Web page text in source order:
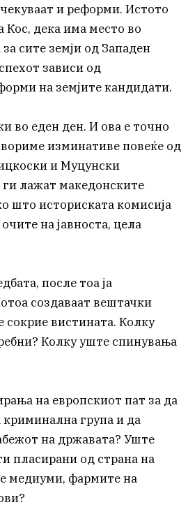
и реформи. Истото
Кос, дека има место во
сите земји од Западен
зависи од
на земјите кандидати.
во еден ден. И ова е точно
изминативе повеќе од
и Муцунски
лажат македонските
што историската комисија
на јавноста, цела
после тоа ја
создаваат вештачки
сокрие вистината. Колку
Колку уште спинувања
на европскиот пат за да
криминална група и да
на државата? Уште
пласирани од страна на
медиуми, фармите на